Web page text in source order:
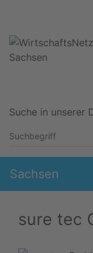
Suche in unserer
Sachsen
sure tec